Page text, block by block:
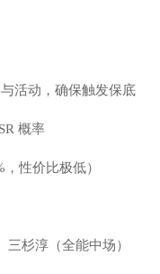
活动，确保触发保底
概率
性价比极低）
杉淳（全能中场）